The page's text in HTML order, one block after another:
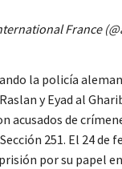
France
la policía
y Eyad al
acusados de
251. El 24 de
por su papel